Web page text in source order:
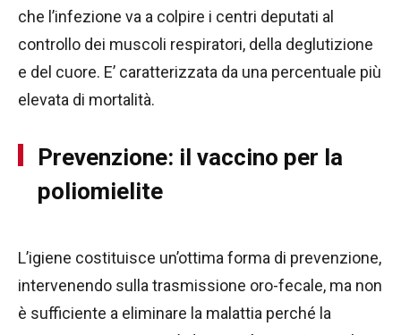
che l’infezione va a colpire i centri deputati al
controllo dei muscoli respiratori, della deglutizione
e del cuore. E’ caratterizzata da una percentuale più
elevata di mortalità.
Prevenzione: il vaccino per la
poliomielite
L’igiene costituisce un’ottima forma di prevenzione,
intervenendo sulla trasmissione oro-fecale, ma non
è sufficiente a eliminare la malattia perché la